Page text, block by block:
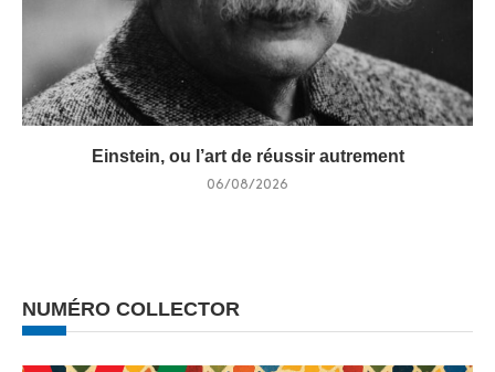
Einstein, ou l’art de réussir autrement
06/08/2026
NUMÉRO COLLECTOR